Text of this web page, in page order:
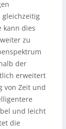
gleichzeitig
kann dies
zu
der
erweitert
von Zeit und
und leicht
die